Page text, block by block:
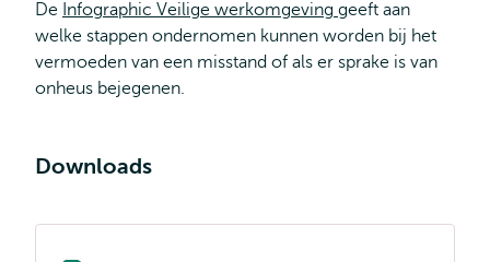
De Infographic Veilige werkomgeving geeft aan
welke stappen ondernomen kunnen worden bij het
vermoeden van een misstand of als er sprake is van
onheus bejegenen.
Downloads